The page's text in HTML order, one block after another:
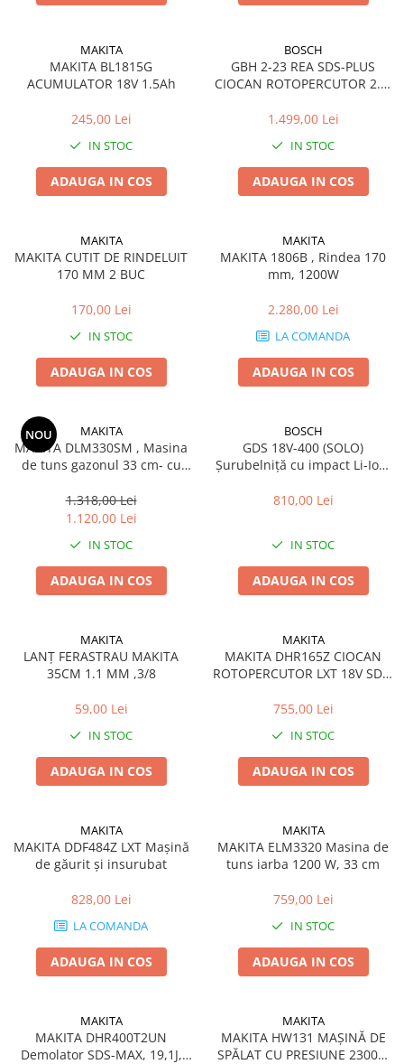
Mașini de Tuns Gard Viu
Mașini de Tuns Gazon
Mașini de Înșurubat cu Impact
Mașini de Șlefuit
Mașini Multifuncționale
Mașini Înșurubat pentru Gips
Polizoare Unghiulare
Pulverizatoare
Trimmere
Vibratoare Beton
Mașini de Frezat
Mașini de Frezat Caneluri
Mașini de Frezat Nuturi
Mașini de Găurit
Mașini de Găurit cu Percuție
Mașini de Polișat
Mașini de Tăiat BCA
Mașini de Înșurubat cu Impuls
Mașini de Înșurubat Electrice
Mașini de Înșurubat pentru Gips
Carton
Multicutter
Polizoare Drepte
Polizoare Unghiulare
Suflante cu Aer Cald
Șlefuitoare
Tăiere cu Ferăstraie Verticale
Tăiere, Degroşare şi Periere
Unelte Manuale
Valize de Protecție
Tocătoare de Frunze și Crengi
Trimmere
MAKITA
MAKITA BL1815G
ACUMULATOR 18V 1.5Ah
245,00 Lei
IN STOC
ADAUGA IN COS
BOSCH
GBH 2-23 REA SDS-PLUS
CIOCAN ROTOPERCUTOR 2.3J
1.499,00 Lei
IN STOC
ADAUGA IN COS
MAKITA
MAKITA CUTIT DE RINDELUIT
170 MM 2 BUC
170,00 Lei
IN STOC
ADAUGA IN COS
MAKITA
MAKITA 1806B , Rindea 170
mm, 1200W
2.280,00 Lei
LA COMANDA
ADAUGA IN COS
NOU MAKITA
MAKITA DLM330SM , Masina
de tuns gazonul 33 cm- cu
standard
1.318,00 Lei
1.120,00 Lei
IN STOC
ADAUGA IN COS
BOSCH
GDS 18V-400 (SOLO)
Șurubelniță cu impact Li-Ion,
810,00 Lei
IN STOC
ADAUGA IN COS
MAKITA
LANȚ FERASTRAU MAKITA
35CM 1.1 MM ,3/8
59,00 Lei
IN STOC
ADAUGA IN COS
MAKITA
MAKITA DHR165Z CIOCAN
ROTOPERCUTOR LXT 18V SDS-
755,00 Lei
IN STOC
ADAUGA IN COS
MAKITA
MAKITA DDF484Z LXT Mașină
de găurit și insurubat
828,00 Lei
LA COMANDA
ADAUGA IN COS
MAKITA
MAKITA ELM3320 Masina de
tuns iarba 1200 W, 33 cm
759,00 Lei
IN STOC
ADAUGA IN COS
MAKITA
MAKITA DHR400T2UN
Demolator SDS-MAX, 19,1J,
MAKITA
MAKITA HW131 MAȘINĂ DE
SPĂLAT CU PRESIUNE 2300W